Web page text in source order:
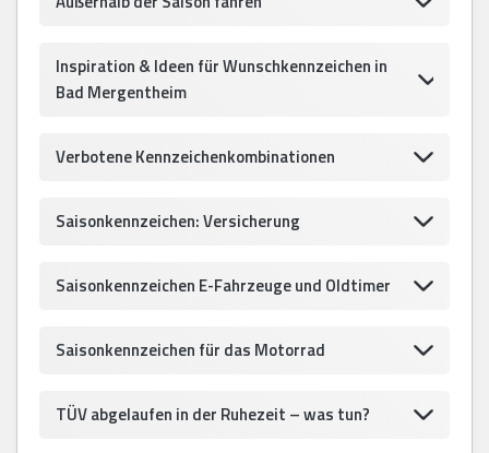
Inspiration & Ideen für Wunschkennzeichen in
Bad Mergentheim
Verbotene Kennzeichenkombinationen
Saisonkennzeichen: Versicherung
Saisonkennzeichen E-Fahrzeuge und Oldtimer
Saisonkennzeichen für das Motorrad
TÜV abgelaufen in der Ruhezeit – was tun?